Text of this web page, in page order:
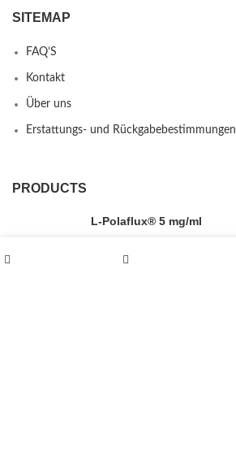
SITEMAP
FAQ’S
Kontakt
Über uns
Erstattungs- und Rückgabebestimmungen
PRODUCTS
L-Polaflux® 5 mg/ml